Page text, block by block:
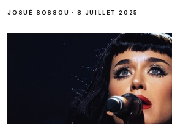
JOSUÉ SOSSOU ·8 JUILLET 2025